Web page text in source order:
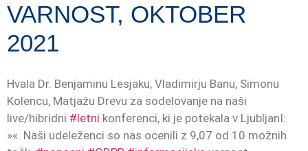
VARNOST, OKTOBER
2021
Hvala Dr. Benjaminu Lesjaku, Vladimirju Banu, Simonu
Kolencu, Matjažu Drevu za sodelovanje na naši
live/hibridni #letni konferenci, ki je potekala v LjubljanI:
»«. Naši udeleženci so nas ocenili z 9,07 od 10 možnih